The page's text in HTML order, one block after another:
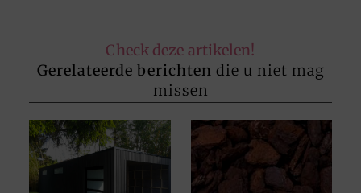
Check deze artikelen!
Gerelateerde berichten die u niet mag
missen